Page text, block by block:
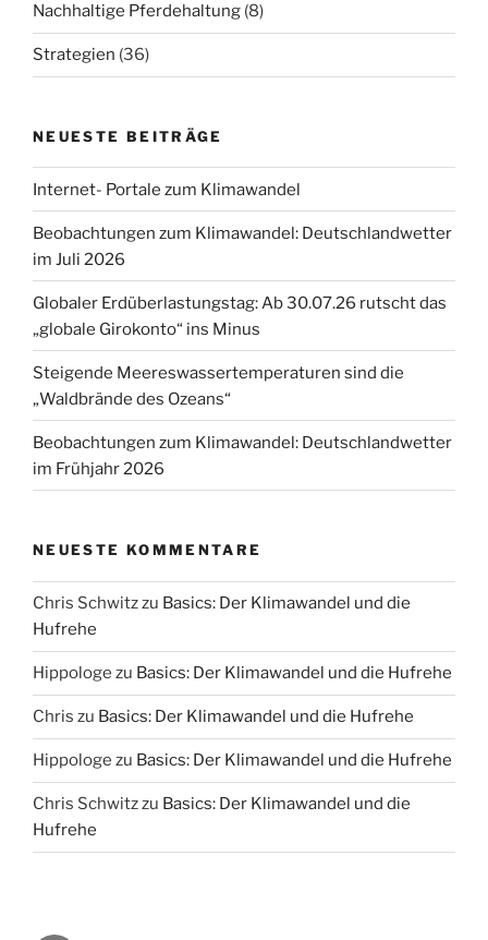
Nachhaltige Pferdehaltung (8)
Strategien (36)
NEUESTE BEITRÄGE
Internet- Portale zum Klimawandel
Beobachtungen zum Klimawandel: Deutschlandwetter
im Juli 2026
Globaler Erdüberlastungstag: Ab 30.07.26 rutscht das
„globale Girokonto“ ins Minus
Steigende Meereswassertemperaturen sind die
„Waldbrände des Ozeans“
Beobachtungen zum Klimawandel: Deutschlandwetter
im Frühjahr 2026
NEUESTE KOMMENTARE
Chris Schwitzzu Basics: Der Klimawandel und die
Hufrehe
Hippologe zu Basics: Der Klimawandel und die Hufrehe
Chris zu Basics: Der Klimawandel und die Hufrehe
Hippologe zu Basics: Der Klimawandel und die Hufrehe
Chris Schwitzzu Basics: Der Klimawandel und die
Hufrehe